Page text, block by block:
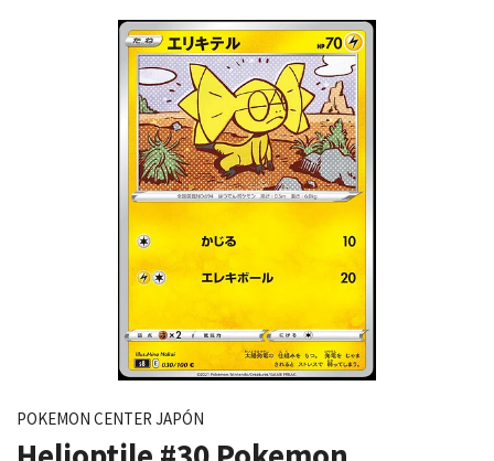
POKEMON CENTER JAPÓN